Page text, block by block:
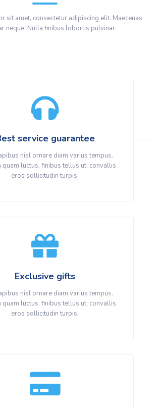
sit amet, consectetur adipiscing elit. Maecenas
neque. Nulla finibus lobortis pulvinar.
service guarantee
nisl ornare diam varius tempus.
quam luctus, finibus tellus ut, convallis
eros sollicitudin turpis.
Exclusive gifts
nisl ornare diam varius tempus.
quam luctus, finibus tellus ut, convallis
eros sollicitudin turpis.